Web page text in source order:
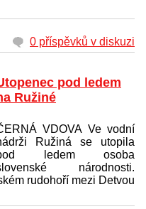
0 příspěvků v diskuzi
pod ledem
Ružiné
VDOVA Ve vodní
Ružiná se utopila
ledem osoba
národnosti.
rudohoří mezi Detvou